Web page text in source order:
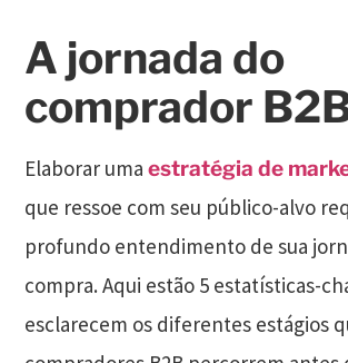
A jornada do
comprador
Elaborar umaestratégia de
que ressoe com seu público-alvo
profundo entendimento de sua
compra. Aqui estão 5 estatísticas-
esclarecem os diferentes estágios